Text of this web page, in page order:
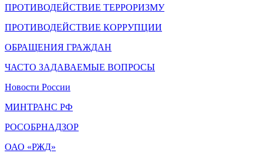
ПРОТИВОДЕЙСТВИЕ ТЕРРОРИЗМУ
ПРОТИВОДЕЙСТВИЕ КОРРУПЦИИ
ОБРАЩЕНИЯ ГРАЖДАН
ЧАСТО ЗАДАВАЕМЫЕ ВОПРОСЫ
Новости России
МИНТРАНС РФ
РОСОБРНАДЗОР
ОАО «РЖД»